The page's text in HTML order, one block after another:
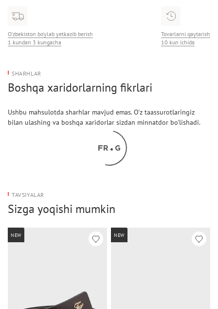
Kenglik: 2,5 sm
O‘zbekiston bo‘ylab yetkazib berish
1 kundan 3 kungacha
Tovarlarni qaytarish
10 kun ichida
SHARHLAR
Boshqa xaridorlarning fikrlari
Ushbu mahsulotda sharhlar mavjud emas. O'z taassurotlaringiz
bilan ulashing va boshqa xaridorlar sizdan minnatdor bo'lishadi.
TAVSIYALAR
Sizga yoqishi mumkin
NEW NEW